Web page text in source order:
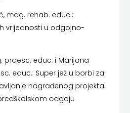
mag. rehab. educ.:
vrijednosti u odgojno-
praesc. educ. i Marijana
educ.: Super jež u borbi za
nagrađenog projekta
odgoju